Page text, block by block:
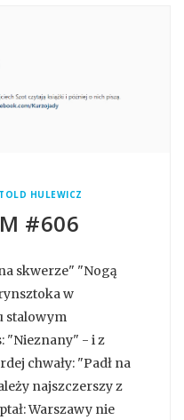
HULEWICZ
#606
skwerze" "Nogą
w
stalowym
"Nieznany" - i z
chwały: "Padł na
najszczerszy z
Warszawy nie